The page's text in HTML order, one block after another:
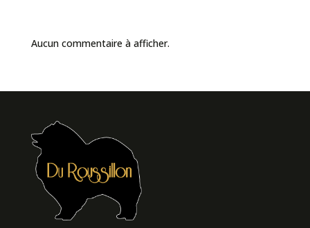
Aucun commentaire à afficher.